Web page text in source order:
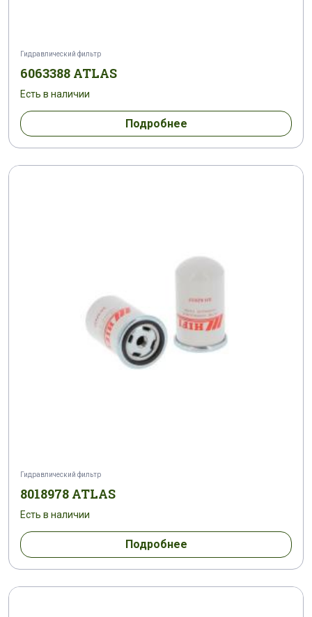
Гидравлический фильтр
6063388 ATLAS
Есть в наличии
Подробнее
Гидравлический фильтр
8018978 ATLAS
Есть в наличии
Подробнее